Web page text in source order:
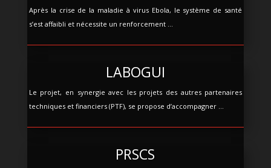
Après la crise de la maladie à virus Ebola, le système de santé
s’est affaibli et nécessite un renforcement ...
LABOGUI
Le projet, en synergie avec les projets des autres partenaires
techniques et financiers (PTF), se propose d’accompagner ...
PRSCS